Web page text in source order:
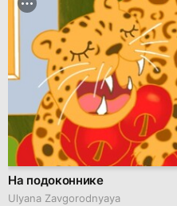
На подоконнике
Ulyana Zavgorodnyaya